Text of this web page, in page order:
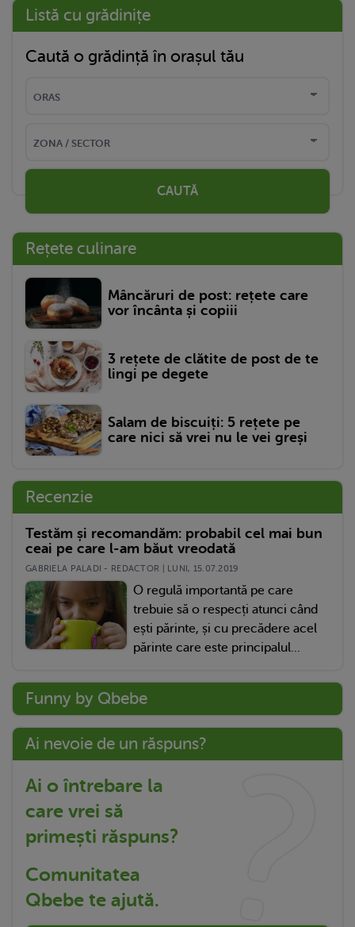
Listă cu grădinițe
Caută o grădință în orașul tău
CAUTĂ
Rețete culinare
Mâncăruri de post: rețete care
vor încânta și copiii
3 rețete de clătite de post de te
lingi pe degete
Salam de biscuiți: 5 rețete pe
care nici să vrei nu le vei greși
Recenzie
Testăm și recomandăm: probabil cel mai bun
ceai pe care l-am băut vreodată
GABRIELA PALADI - REDACTOR | LUNI, 15.07.2019
O regulă importantă pe care
trebuie să o respecți atunci când
ești părinte, și cu precădere acel
părinte care este principalul...
Funny by Qbebe
Ai nevoie de un răspuns?
Ai o întrebare la
care vrei să
primești răspuns?
Comunitatea
Qbebe te ajută.